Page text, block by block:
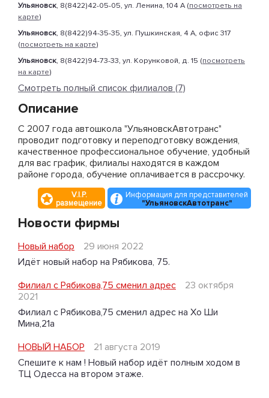
Ульяновск, 8(8422)42-05-05, ул. Ленина, 104 А (посмотреть на
карте)
Ульяновск, 8(8422)94-35-35, ул. Пушкинская, 4 А, офис 317
(посмотреть на карте)
Ульяновск, 8(8422)94-73-33, ул. Корунковой, д. 15 (посмотреть
на карте)
Смотреть полный список филиалов (7)
Описание
С 2007 года автошкола "УльяновскАвтотранс"
проводит подготовку и переподготовку вождения,
качественное профессиональное обучение, удобный
для вас график, филиалы находятся в каждом
районе города, обучение оплачивается в рассрочку.
V.I.P.
размещение
Информация для представителей
"УльяновскАвтотранс"
Новости фирмы
Новый набор
29 июня 2022
Идёт новый набор на Рябикова, 75.
Филиал с Рябикова,75 сменил адрес
23 октября
2021
Филиал с Рябикова,75 сменил адрес на Хо Ши
Мина,21а
НОВЫЙ НАБОР
21 августа 2019
Спешите к нам ! Новый набор идёт полным ходом в
ТЦ Одесса на втором этаже.